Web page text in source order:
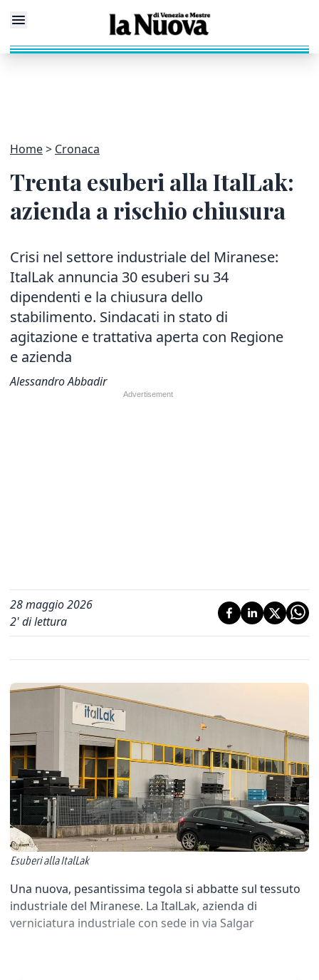
Home Cronaca
Trenta esuberi alla ItalLak:
azienda a rischio chiusura
Crisi nel settore industriale del Miranese:
ItalLak annuncia 30 esuberi su 34
dipendenti e la chiusura dello
stabilimento. Sindacati in stato di
agitazione e trattativa aperta con Regione
e azienda
Alessandro Abbadir
28 maggio 2026
2' di lettura
Esuberi alla ItalLak
Una nuova, pesantissima tegola si abbatte sul tessuto
industriale del Miranese. La ItalLak, azienda di
verniciatura industriale con sede in via Salgar